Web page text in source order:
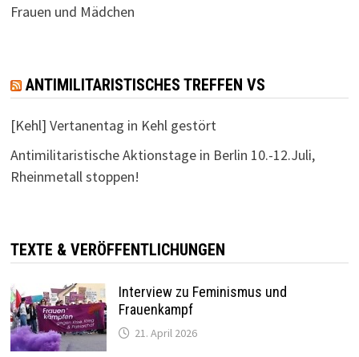
Frauen und Mädchen
ANTIMILITARISTISCHES TREFFEN VS
[Kehl] Vertanentag in Kehl gestört
Antimilitaristische Aktionstage in Berlin 10.-12.Juli,
Rheinmetall stoppen!
TEXTE & VERÖFFENTLICHUNGEN
Interview zu Feminismus und
Frauenkampf
21. April 2026